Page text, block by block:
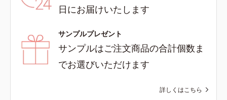
日にお届けいたします
サンプルプレゼント
サンプルはご注文商品の合計個数ま
でお選びいただけます
詳しくはこちら